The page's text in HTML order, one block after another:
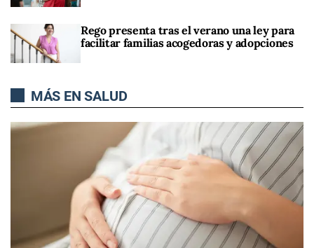
Rego presenta tras el verano una ley para
facilitar familias acogedoras y adopciones
MÁS EN SALUD